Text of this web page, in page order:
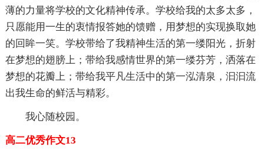
薄的力量将学校的文化精神传承。学校给我的太多太多，
只愿能用一生的衷情报答她的馈赠，用梦想的实现换取她
的回眸一笑。学校带给了我精神生活的第一缕阳光，折射
在梦想的翅膀上；带给我感情世界的第一缕芬芳，洒落在
梦想的花瓣上；带给我平凡生活中的第一泓清泉，汩汩流
出我生命的鲜活与精彩。
我心随校园。
高二优秀作文13